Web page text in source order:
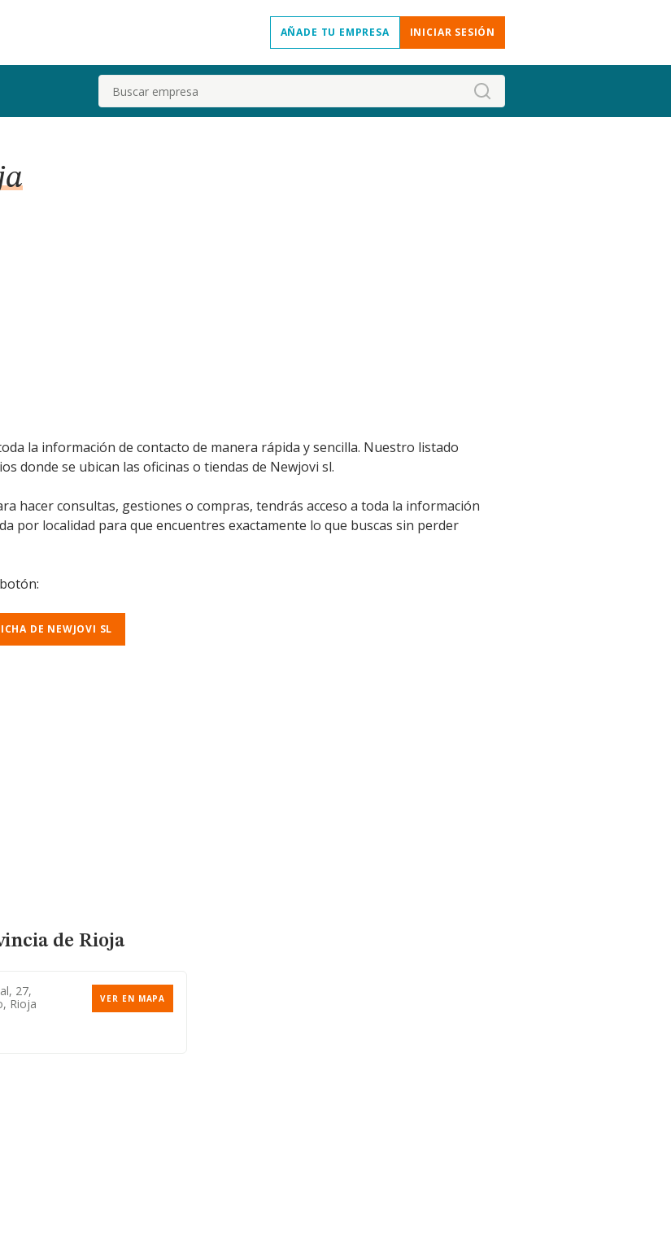
AÑADE TU EMPRESA INICIAR SESIÓN
Buscar
la información de contacto de manera rápida y sencilla. Nuestro listado
donde se ubican las oficinas o tiendas de Newjovi sl.
hacer consultas, gestiones o compras, tendrás acceso a toda la información
por localidad para que encuentres exactamente lo que buscas sin perder
DE NEWJOVI SL
de Rioja
27,
Rioja
VER EN MAPA